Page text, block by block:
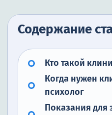
Содержание
Кто такой
Когда нужен
психолог
Показания для